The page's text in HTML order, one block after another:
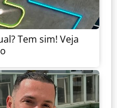
Tem sim! Veja